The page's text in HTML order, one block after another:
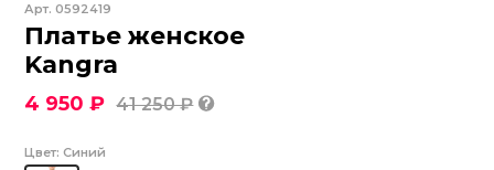
Арт.0592419
Платье женское
Kangra
4 950 ₽ 41 250 ₽
Цвет: Синий